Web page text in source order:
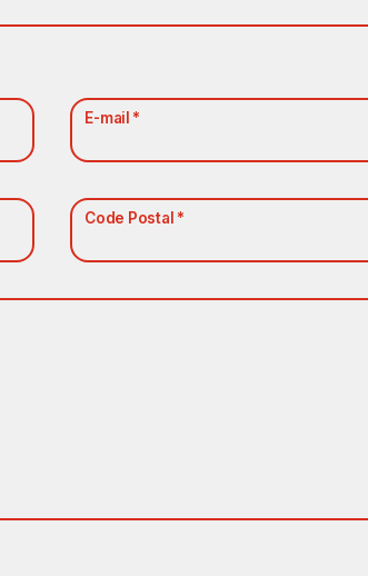
E-mail *
Code Postal *